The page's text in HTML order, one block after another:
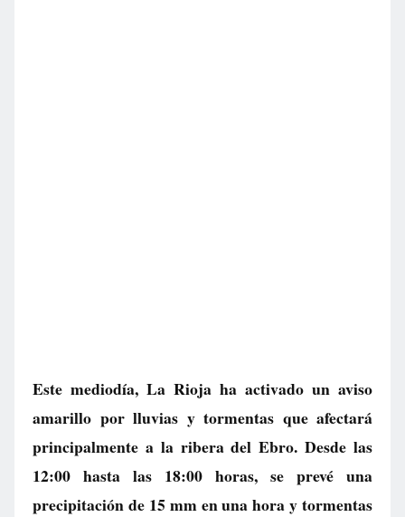
Este mediodía, La Rioja ha activado un aviso
amarillo por lluvias y tormentas que afectará
principalmente a la ribera del Ebro. Desde las
12:00 hasta las 18:00 horas, se prevé una
precipitación de 15 mm en una hora y tormentas